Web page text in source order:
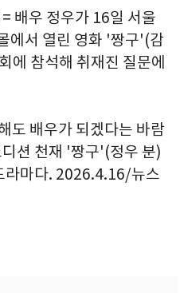
배우 정우가 16일 서울
에서 열린 영화 '짱구'(감
에 참석해 취재진 질문에
도 배우가 되겠다는 바람
션 천재 '짱구'(정우 분)
라마다. 2026.4.16/뉴스